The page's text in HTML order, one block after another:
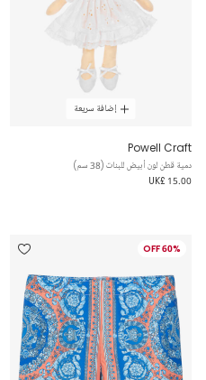
إضافة سريعة
Powell Craft
دمية قطن لون أبيض للبنات (38 سم)
UK£ 15.00
60% OFF